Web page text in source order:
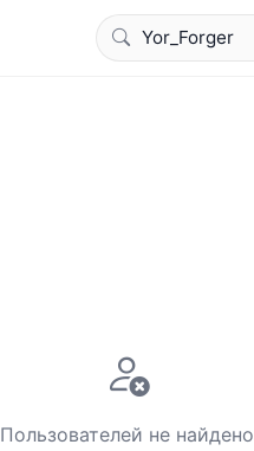
Пользователей не найдено